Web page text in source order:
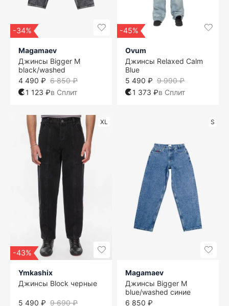
-34%
Magamaev
Джинсы Bigger M
black/washed
6 850 ₽
4 490 ₽
1 123 ₽в Сплит
-45%
Ovum
Джинсы Relaxed Calm
Blue
9 990 ₽
5 490 ₽
1 373 ₽в Сплит
XL
-43%
Ymkashix
Джинсы Block черные
9 690 ₽
5 490 ₽
S
Magamaev
Джинсы Bigger M
blue/washed синие
6 850 ₽